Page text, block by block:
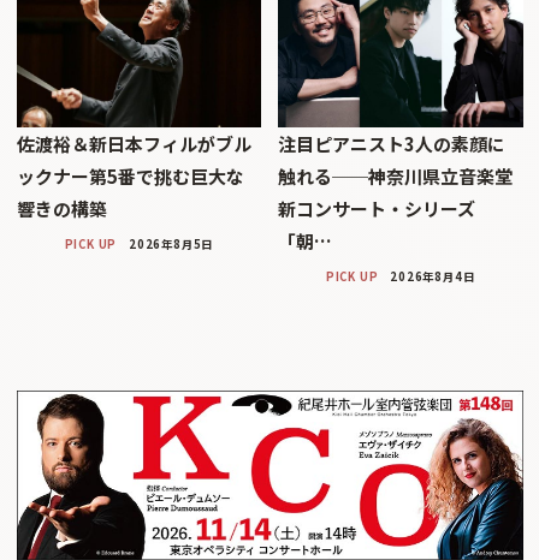
佐渡裕＆新日本フィルがブル
ックナー第5番で挑む巨大な
響きの構築
PICK UP 2026年8月5日
注目ピアニスト3人の素顔に
触れる──神奈川県立音楽堂
新コンサート・シリーズ
「朝…
PICK UP 2026年8月4日